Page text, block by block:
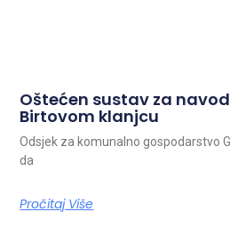
Oštećen sustav za
Birtovom klanjcu
Odsjek za komunalno gospodarstvo
da
Pročitaj Više